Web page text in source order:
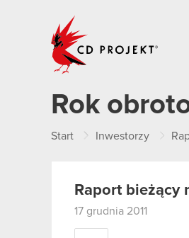
Rok
Start Inwestorzy
Raport bieżący
17 grudnia 2011